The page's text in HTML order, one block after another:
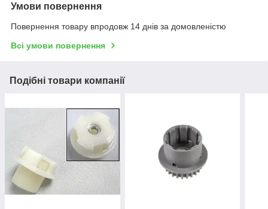
Умови повернення
Повернення товару впродовж 14 днів за домовленістю
Всі умови повернення
Подібні товари компанії